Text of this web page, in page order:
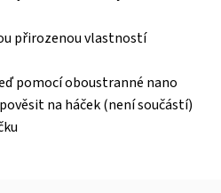
přirozenou vlastností
pomocí oboustranné nano
na háček (není součástí)